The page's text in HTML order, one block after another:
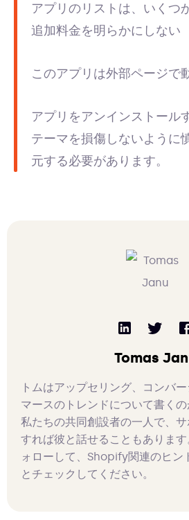
アプリのリストは、いくつ
追加料金を明らかにしない
このアプリは外部ページで
アプリをアンインストール
テーマを損傷しないように
元する必要があります。
Tomas
トムはアップセリング、コンバ
マースのトレンドについて書く
私たちの共同創設者の一人で、
すれば彼と話せることもありま
ォローして、Shopify関連のヒン
とチェックしてください。